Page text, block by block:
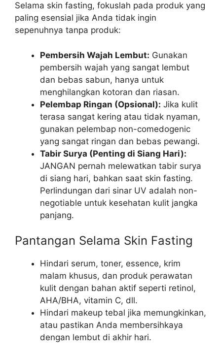
Selama skin fasting, fokuslah pada produk yang
paling esensial jika Anda tidak ingin
sepenuhnya tanpa produk:
Pembersih Wajah Lembut: Gunakan
pembersih wajah yang sangat lembut
dan bebas sabun, hanya untuk
menghilangkan kotoran dan riasan.
Pelembap Ringan (Opsional): Jika kulit
terasa sangat kering atau tidak nyaman,
gunakan pelembap non-comedogenic
yang sangat ringan dan bebas pewangi.
Tabir Surya (Penting di Siang Hari):
JANGAN pernah melewatkan tabir surya
di siang hari, bahkan saat skin fasting.
Perlindungan dari sinar UV adalah non-
negotiable untuk kesehatan kulit jangka
panjang.
Pantangan Selama Skin Fasting
Hindari serum, toner, essence, krim
malam khusus, dan produk perawatan
kulit dengan bahan aktif seperti retinol,
AHA/BHA, vitamin C, dll.
Hindari makeup tebal jika memungkinkan,
atau pastikan Anda membersihkaya
dengan lembut di akhir hari.